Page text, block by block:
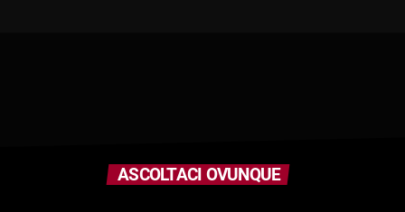
ASCOLTACI OVUNQUE